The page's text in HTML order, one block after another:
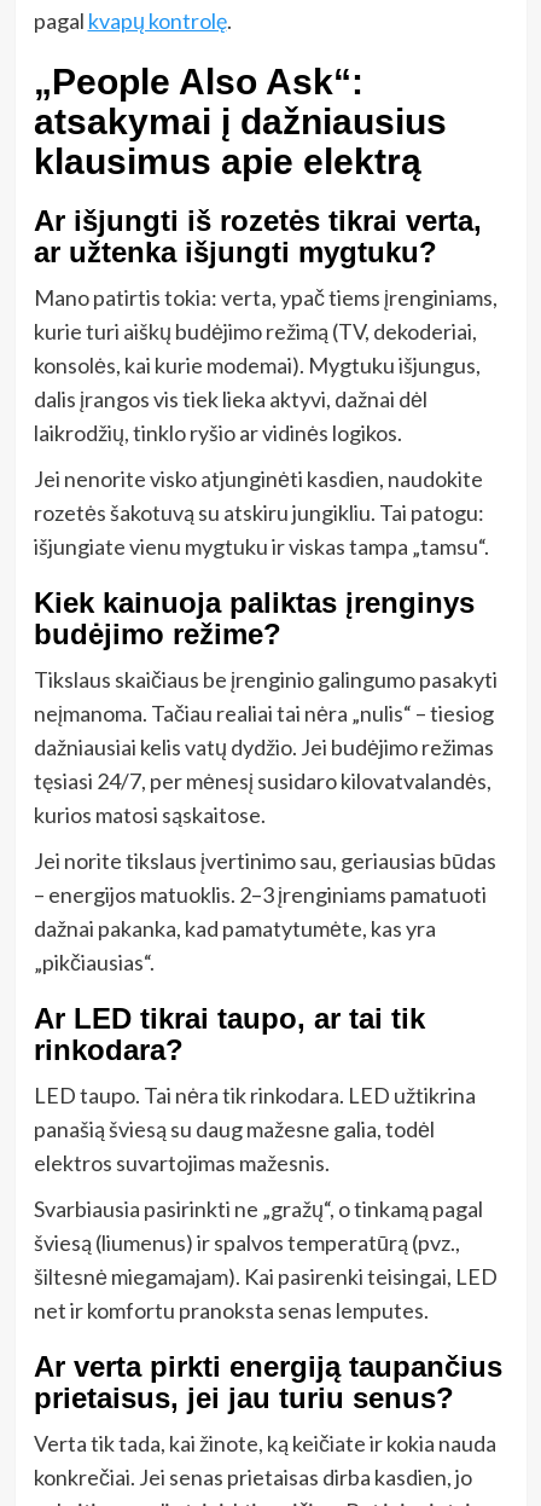
pagal kvapų kontrolę.
„People Also Ask“:
atsakymai į dažniausius
klausimus apie elektrą
Ar išjungti iš rozetės tikrai verta,
ar užtenka išjungti mygtuku?
Mano patirtis tokia: verta, ypač tiems įrenginiams,
kurie turi aiškų budėjimo režimą (TV, dekoderiai,
konsolės, kai kurie modemai). Mygtuku išjungus,
dalis įrangos vis tiek lieka aktyvi, dažnai dėl
laikrodžių, tinklo ryšio ar vidinės logikos.
Jei nenorite visko atjunginėti kasdien, naudokite
rozetės šakotuvą su atskiru jungikliu. Tai patogu:
išjungiate vienu mygtuku ir viskas tampa „tamsu“.
Kiek kainuoja paliktas įrenginys
budėjimo režime?
Tikslaus skaičiaus be įrenginio galingumo pasakyti
neįmanoma. Tačiau realiai tai nėra „nulis“ – tiesiog
dažniausiai kelis vatų dydžio. Jei budėjimo režimas
tęsiasi 24/7, per mėnesį susidaro kilovatvalandės,
kurios matosi sąskaitose.
Jei norite tikslaus įvertinimo sau, geriausias būdas
– energijos matuoklis. 2–3 įrenginiams pamatuoti
dažnai pakanka, kad pamatytumėte, kas yra
„pikčiausias“.
Ar LED tikrai taupo, ar tai tik
rinkodara?
LED taupo. Tai nėra tik rinkodara. LED užtikrina
panašią šviesą su daug mažesne galia, todėl
elektros suvartojimas mažesnis.
Svarbiausia pasirinkti ne „gražų“, o tinkamą pagal
šviesą (liumenus) ir spalvos temperatūrą (pvz.,
šiltesnė miegamajam). Kai pasirenki teisingai, LED
net ir komfortu pranoksta senas lemputes.
Ar verta pirkti energiją taupančius
prietaisus, jei jau turiu senus?
Verta tik tada, kai žinote, ką keičiate ir kokia nauda
konkrečiai. Jei senas prietaisas dirba kasdien, jo